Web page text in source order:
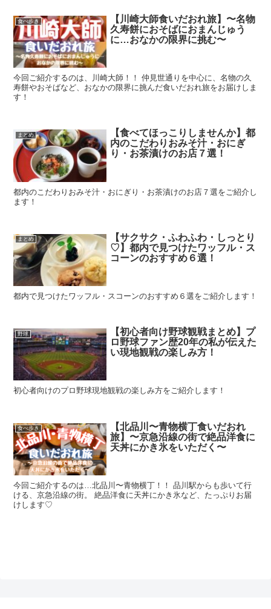
食べ歩き
【川崎大師食いだおれ旅】〜名物
久寿餅におそばにおまんじゅう
に…おなかの限界に挑む〜
今回ご紹介するのは、川崎大師！！ 仲見世通りを中心に、名物の久
寿餅やおそばなど、おなかの限界に挑んだ食いだおれ旅をお届けしま
す！
まとめ
【食べてほっこりしませんか】都
内のこだわりおみそ汁・おにぎ
り・お茶漬けのお店７選！
都内のこだわりおみそ汁・おにぎり・お茶漬けのお店７選をご紹介し
ます！
まとめ
【サクサク・ふわふわ・しっとり
♡】都内で見つけたワッフル・ス
コーンのおすすめ６選！
都内で見つけたワッフル・スコーンのおすすめ６選をご紹介します！
野球
【初心者向け野球観戦まとめ】プ
ロ野球ファン歴20年の私が伝えた
い現地観戦の楽しみ方！
初心者向けのプロ野球現地観戦の楽しみ方をご紹介します！
食べ歩き
【北品川〜青物横丁食いだおれ
旅】〜京急沿線の街で絶品洋食に
天丼にかき氷をいただく〜
今回ご紹介するのは…北品川〜青物横丁！！ 品川駅からも歩いて行
ける、京急沿線の街。 絶品洋食に天丼にかき氷など、たっぷりお届
けします♡